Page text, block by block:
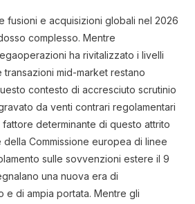
fusioni e acquisizioni globali nel 2026
complesso. Mentre
ha rivitalizzato i livelli
mid-market restano
contesto di accresciuto scrutinio
da venti contrari regolamentari
determinante di questo attrito
Commissione europea di linee
sulle sovvenzioni estere il 9
una nuova era di
e di ampia portata. Mentre gli